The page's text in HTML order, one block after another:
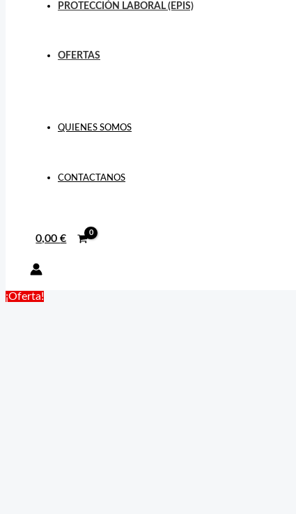
PROTECCIÓN LABORAL (EPIS)
OFERTAS
QUIENES SOMOS
CONTACTANOS
0,00€
¡Oferta!